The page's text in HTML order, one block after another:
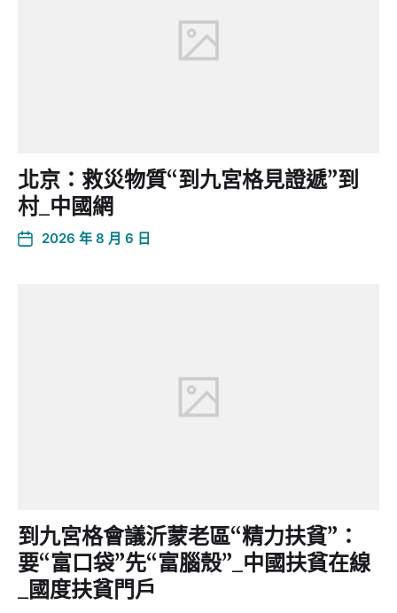
北京：救災物質“到九宮格見證遞”到
村_中國網
2026 年 8 月 6 日
到九宮格會議沂蒙老區“精力扶貧”：
要“富口袋”先“富腦殼”_中國扶貧在線
_國度扶貧門戶